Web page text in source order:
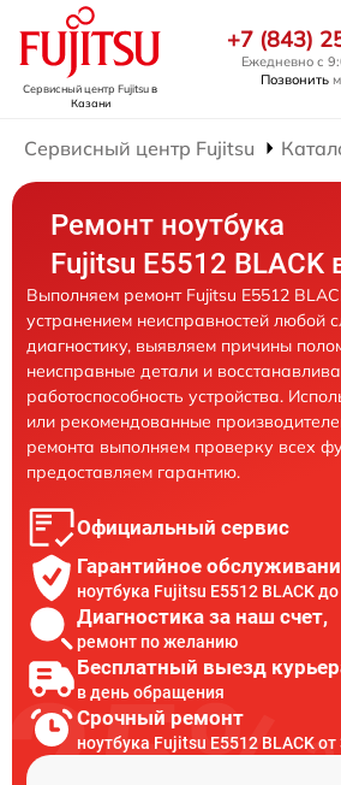
Сервисный центр Fujitsuв
Казани
+7 (843)
Ежедневно с
Позвонить
Сервисный центр Fujitsu
Ремонт ноутбука
Fujitsu E5512 BLACK
Выполняем ремонт Fujitsu E5512
устранением неисправностей любой
диагностику, выявляем причины
неисправные детали и
работоспособность устройства.
или рекомендованные
ремонта выполняем проверку всех
предоставляем гарантию.
Официальный сервис
Гарантийное
ноутбука Fujitsu E5512 BLACK
Диагностика за наш счет,
ремонт по желанию
Бесплатный выезд
в день обращения
Срочный ремонт
ноутбука Fujitsu E5512 BLACK